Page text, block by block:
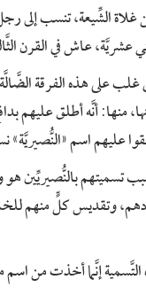
غلاة الشِّيعة، تنسب
عاش في القرن
على هذه الفرقة
منها: أنَّه أطلق عليهم
عليهم اسم «النُّصيريَّة»
بالنُّصيريِّين هو
وتقديس كلٍّ منهم
إنَّما أخذت من